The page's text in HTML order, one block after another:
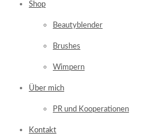
Shop
Beautyblender
Brushes
Wimpern
Über mich
PR und Kooperationen
Kontakt